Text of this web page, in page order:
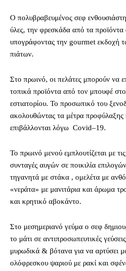
Ο πολυβραβευμένος σεφ
ύλες, την φρεσκάδα από τα
υπογράφοντας την gourmet εκδοχή
πιάτων.
Στο πρωινό, οι πελάτες μπορούν να
τοπικά προϊόντα από τον μπουφέ
εστιατορίου. Το προσωπικό του
ακολουθώντας τα μέτρα προφύλαξης
επιβάλλονται λόγω Covid–19.
Το πρωινό μενού εμπλουτίζεται με
συνταγές αυγών σε ποικιλία
τηγανητά με στάκα , ομελέτα με
«νεράτα» με μανιτάρια και άρωμα
και κρητικό αβοκάντο.
Στο μεσημεριανό γεύμα ο σεφ
το μάτι σε αντιπροσωπευτικές
μυρωδικά & βότανα για να αρτύσει
ολόφρεσκου ψαριού με ρακί και